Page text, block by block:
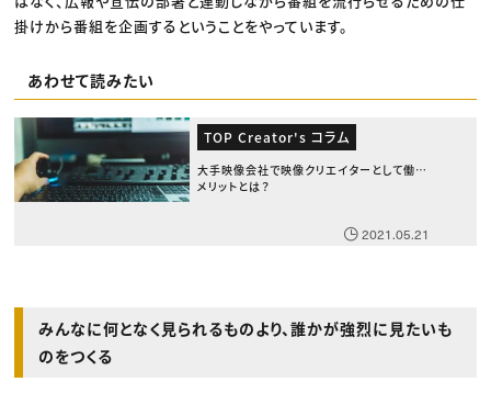
掛けから番組を企画するということをやっています。
あわせて読みたい
TOP Creator's コラム
大手映像会社で映像クリエイターとして働く
メリットとは？
2021.05.21
みんなに何となく見られるものより、誰かが強烈に見たいも
のをつくる